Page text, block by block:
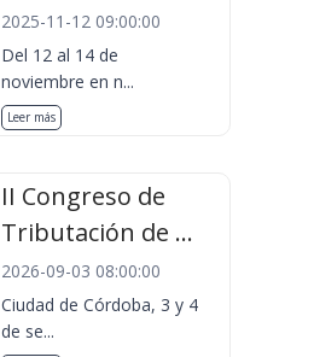
2025-11-12 09:00:00
Del 12 al 14 de
noviembre en n...
Leer más
II Congreso de
Tributación de ...
2026-09-03 08:00:00
Ciudad de Córdoba, 3 y 4
de se...